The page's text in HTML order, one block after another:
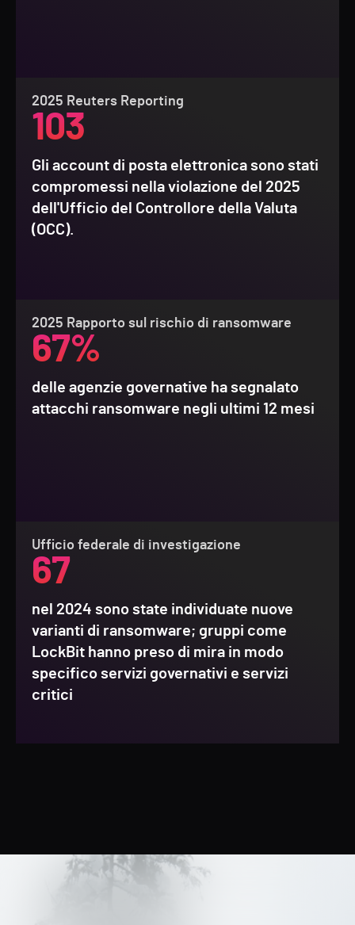
2025 Reuters Reporting
103
Gli account di posta elettronica sono stati
compromessi nella violazione del 2025
dell'Ufficio del Controllore della Valuta
(OCC).
2025 Rapporto sul rischio di ransomware
67%
delle agenzie governative ha segnalato
attacchi ransomware negli ultimi 12 mesi
Ufficio federale di investigazione
67
nel 2024 sono state individuate nuove
varianti di ransomware; gruppi come
LockBit hanno preso di mira in modo
specifico servizi governativi e servizi
critici